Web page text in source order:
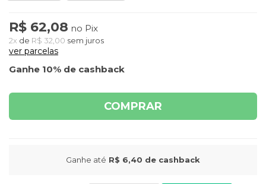
R$ 62,08 no Pix
2x de R$ 32,00 sem juros
ver parcelas
Ganhe 10% de cashback
COMPRAR
Ganhe até R$ 6,40 de cashback